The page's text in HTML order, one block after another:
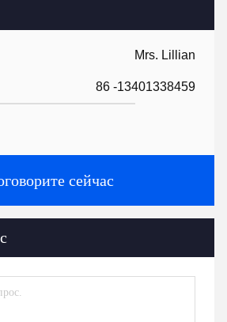
Mrs. Lillian
86 -13401338459
сейчас